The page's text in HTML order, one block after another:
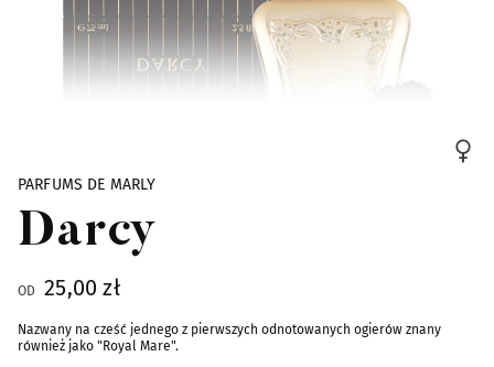
PARFUMS DE MARLY
Darcy
OD 25,00 zł
Nazwany na cześć jednego z pierwszych odnotowanych ogierów znany
również jako "Royal Mare".